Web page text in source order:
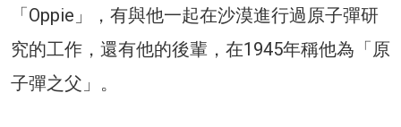
「Oppie」，有與他一起在沙漠進行過原子彈研
究的工作，還有他的後輩，在1945年稱他為「原
子彈之父」。